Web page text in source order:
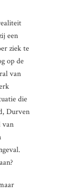
een
ziek te
op de
van
die
Durven
van